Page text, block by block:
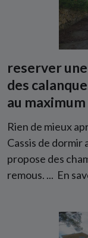
reserver
des
au maximum
Rien de mieux
Cassis de dormir
propose des
remous. ... En